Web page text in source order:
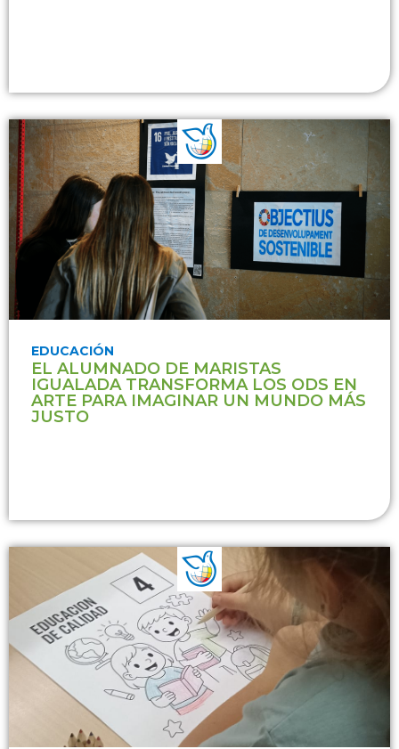
EDUCACIÓN
EL ALUMNADO DE MARISTAS
IGUALADA TRANSFORMA LOS ODS EN
ARTE PARA IMAGINAR UN MUNDO MÁS
JUSTO